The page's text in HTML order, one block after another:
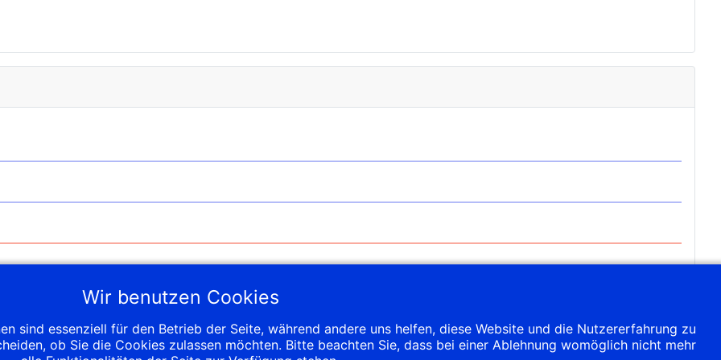
Wir benutzen Cookies
sind essenziell für den Betrieb der Seite, während andere uns helfen, diese Website und die Nutzererfahrung zu
ob Sie die Cookies zulassen möchten. Bitte beachten Sie, dass bei einer Ablehnung womöglich nicht mehr